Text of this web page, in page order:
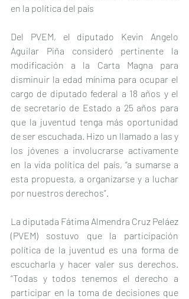
en la política del país
Del PVEM, el diputado Kevin Angelo
Aguilar Piña consideró pertinente la
modificación a la Carta Magna para
disminuir la edad mínima para ocupar el
cargo de diputado federal a 18 años y el
de secretario de Estado a 25 años para
que la juventud tenga más oportunidad
de ser escuchada. Hizo un llamado a las y
los jóvenes a involucrarse activamente
en la vida política del país, “a sumarse a
esta propuesta, a organizarse y a luchar
por nuestros derechos”.
La diputada Fátima Almendra Cruz Peláez
(PVEM) sostuvo que la participación
política de la juventud es una forma de
escucharla y hacer valer sus derechos.
“Todas y todos tenemos el derecho a
participar en la toma de decisiones que